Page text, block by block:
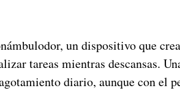
un dispositivo que
tareas mientras descansas.
diario, aunque con el